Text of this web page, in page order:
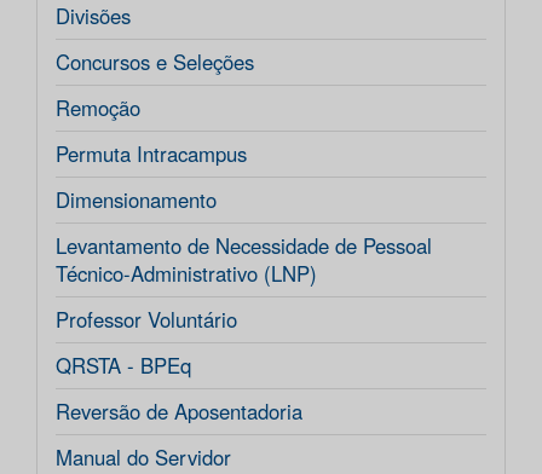
Divisões
Concursos e Seleções
Remoção
Permuta Intracampus
Dimensionamento
Levantamento de Necessidade de Pessoal
Técnico-Administrativo (LNP)
Professor Voluntário
QRSTA - BPEq
Reversão de Aposentadoria
Manual do Servidor